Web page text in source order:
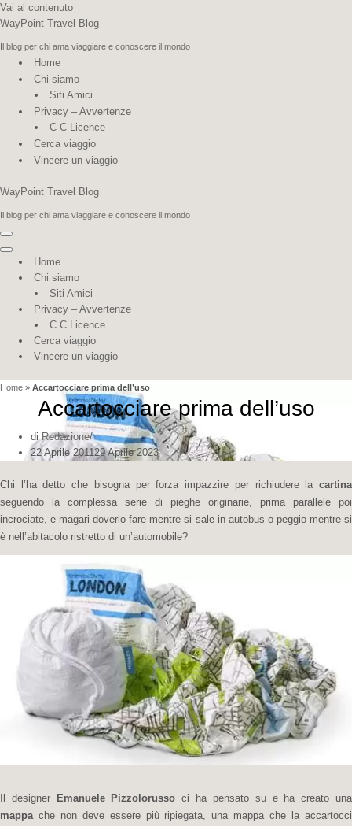
Vai al contenuto
WayPoint Travel Blog
Il blog per chi ama viaggiare e conoscere il mondo
Home
Chi siamo
Siti Amici
Privacy – Avvertenze
C C Licence
Cerca viaggio
Vincere un viaggio
WayPoint Travel Blog
Il blog per chi ama viaggiare e conoscere il mondo
Menu
di
navigazione
Menu
navigazione
Home
Chi siamo
Siti Amici
Privacy – Avvertenze
C C Licence
Cerca viaggio
Vincere un viaggio
Home » Accartocciare prima dell’uso
Accartocciare prima dell’uso
diRedazione
22 Aprile 201129 Aprile 2023
Chi l’ha detto che bisogna per forza impazzire per richiudere la cartina
seguendo la complessa serie di pieghe originarie, prima parallele poi
incrociate, e magari doverlo fare mentre si sale in autobus o peggio mentre si
è nell’abitacolo ristretto di un’automobile?
Il designer Emanuele Pizzolorusso ci ha pensato su e ha creato una
mappache non deve essere più ripiegata, una mappa che la accartocci